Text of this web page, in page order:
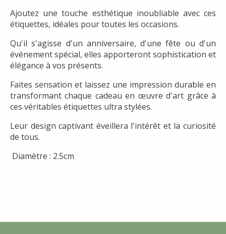
Ajoutez une touche esthétique inoubliable avec ces
étiquettes, idéales pour toutes les occasions.
Qu'il s'agisse d'un anniversaire, d'une fête ou d'un
événement spécial, elles apporteront sophistication et
élégance à vos présents.
Faites sensation et laissez une impression durable en
transformant chaque cadeau en œuvre d'art grâce à
ces véritables étiquettes ultra stylées.
Leur design captivant éveillera l'intérêt et la curiosité
de tous.
Diamètre : 2.5cm